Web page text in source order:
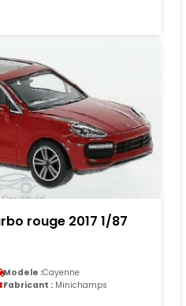
rouge 2017 1/87
Modele :Cayenne
Fabricant : Minichamps